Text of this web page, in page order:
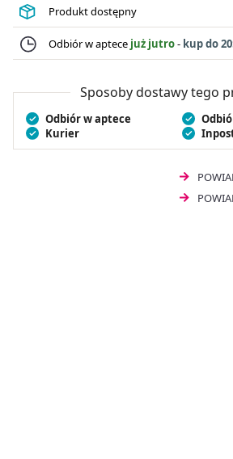
również zachować zdrowe kości.
składnikiem wielu enzymów.
Produkt dostępny
Odbiór w aptece już jutro- kup do
Sposoby dostawy tego
Odbiór w aptece
Kurier